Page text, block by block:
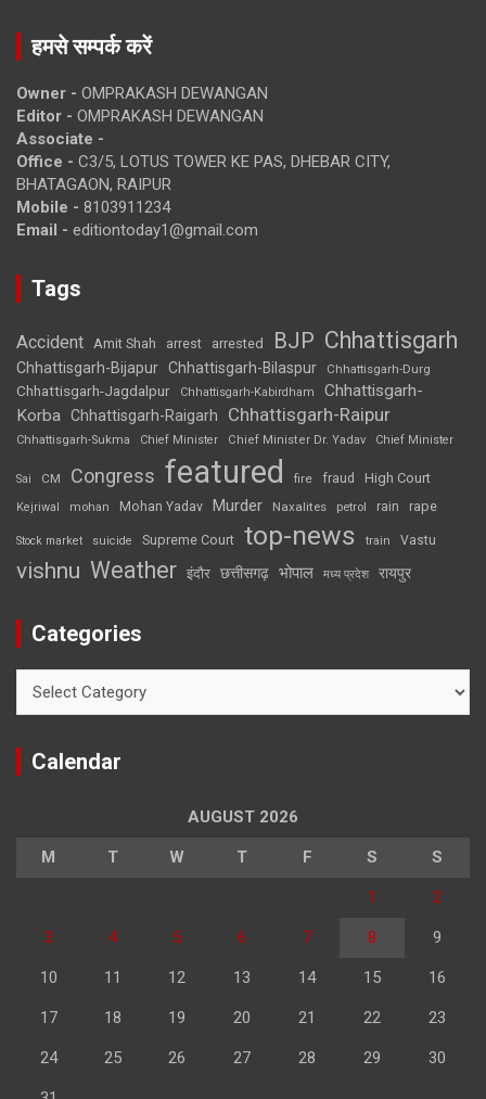
हमसे सम्पर्क करें
Owner - OMPRAKASH DEWANGAN
Editor - OMPRAKASH DEWANGAN
Associate -
Office - C3/5, LOTUS TOWER KE PAS, DHEBAR CITY,
BHATAGAON, RAIPUR
Mobile - 8103911234
Email - editiontoday1@gmail.com
Tags
Accident Amit Shah arrest arrested BJP Chhattisgarh
Chhattisgarh-Bijapur Chhattisgarh-Bilaspur Chhattisgarh-Durg
Chhattisgarh-Jagdalpur Chhattisgarh-Kabirdham
Chhattisgarh-
Korba Chhattisgarh-Raigarh Chhattisgarh-Raipur
Chhattisgarh-Sukma Chief Minister Chief Minister Dr. Yadav Chief Minister
Sai CM Congress featured fire fraud High Court
Kejriwal mohan Mohan Yadav Murder Naxalites petrol rain rape
Stock market suicide Supreme Court top-news train Vastu
vishnu Weather इंदौर छत्तीसगढ़ भोपाल मध्य प्रदेश रायपुर
Categories
Calendar
AUGUST 2026
M T W T F S S
1 2
3 4 5 6 7 8 9
10 11 12 13 14 15 16
17 18 19 20 21 22 23
24 25 26 27 28 29 30